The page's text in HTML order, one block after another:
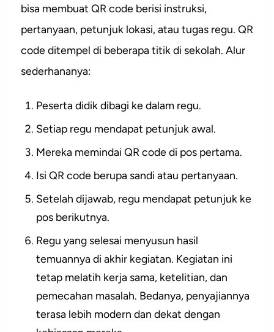
bisa membuat QR code berisi instruksi,
pertanyaan, petunjuk lokasi, atau tugas regu. QR
code ditempel di beberapa titik di sekolah. Alur
sederhananya:
Peserta didik dibagi ke dalam regu.
Setiap regu mendapat petunjuk awal.
Mereka memindai QR code di pos pertama.
Isi QR code berupa sandi atau pertanyaan.
Setelah dijawab, regu mendapat petunjuk ke
pos berikutnya.
Regu yang selesai menyusun hasil
temuannya di akhir kegiatan. Kegiatan ini
tetap melatih kerja sama, ketelitian, dan
pemecahan masalah. Bedanya, penyajiannya
terasa lebih modern dan dekat dengan